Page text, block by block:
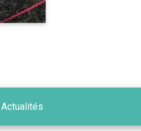
Actualités